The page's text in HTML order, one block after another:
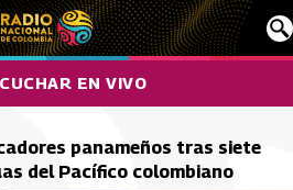
EN VIVO
panameños tras siete
del Pacífico colombiano